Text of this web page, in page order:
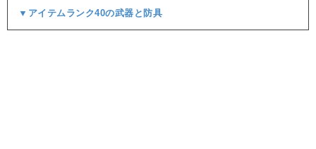
▼アイテムランク40の武器と防具